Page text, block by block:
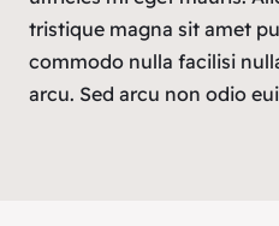
tristique magna sit amet
commodo nulla facilisi
arcu. Sed arcu non odio